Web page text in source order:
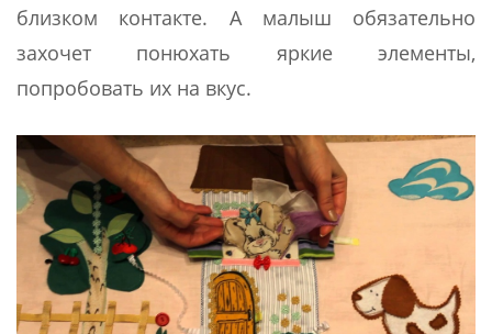
близком контакте. А малыш обязательно
захочет понюхать яркие элементы,
попробовать их на вкус.